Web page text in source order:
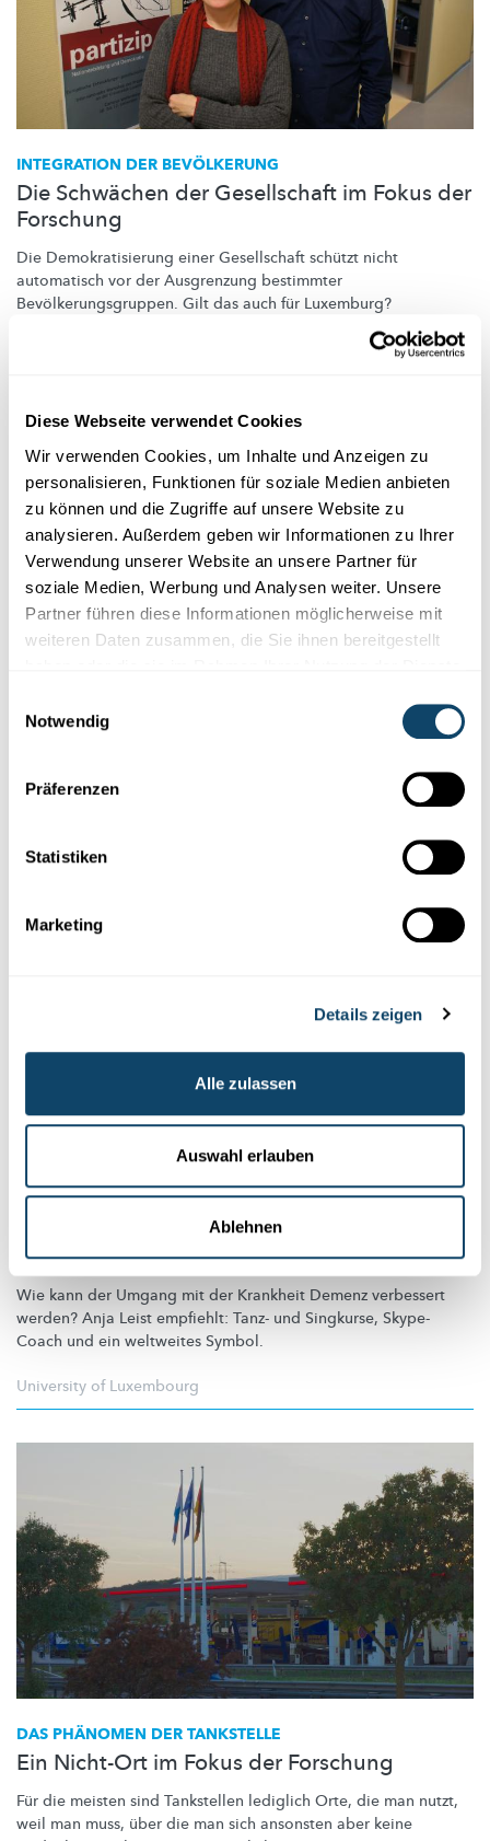
Diese Webseite verwendet Cookies
Wir verwenden Cookies, um Inhalte und Anzeigen zu
personalisieren, Funktionen für soziale Medien anbieten
zu können und die Zugriffe auf unsere Website zu
analysieren. Außerdem geben wir Informationen zu Ihrer
Verwendung unserer Website an unsere Partner für
soziale Medien, Werbung und Analysen weiter. Unsere
Partner führen diese Informationen möglicherweise mit
weiteren Daten zusammen, die Sie ihnen bereitgestellt
Notwendig
Präferenzen
Statistiken
Marketing
Details zeigen
Alle zulassen
Auswahl erlauben
Ablehnen
INTEGRATION DER BEVÖLKERUNG
Die Schwächen der Gesellschaft im Fokus der
Forschung
Die Demokratisierung einer Gesellschaft schützt nicht
automatisch vor der Ausgrenzung bestimmter
Bevölkerungsgruppen. Gilt das auch für Luxemburg?
Über männlich und weiblich entscheidet die
Das Geschlecht prägt unser Leben von der Geburt bis zum Tod.
Wir sind entweder Mann oder Frau. Das glauben wir zumindest.
DEMENZ-PATIENTEN
Welche Aktivitäten werden empfohlen?
Wie kann der Umgang mit der Krankheit Demenz verbessert
werden? Anja Leist empfiehlt: Tanz- und Singkurse, Skype-
Coach und ein weltweites Symbol.
University of Luxembourg
DAS PHÄNOMEN DER TANKSTELLE
Ein Nicht-Ort im Fokus der Forschung
Für die meisten sind Tankstellen lediglich Orte, die man nutzt,
weil man muss, über die man sich ansonsten aber keine